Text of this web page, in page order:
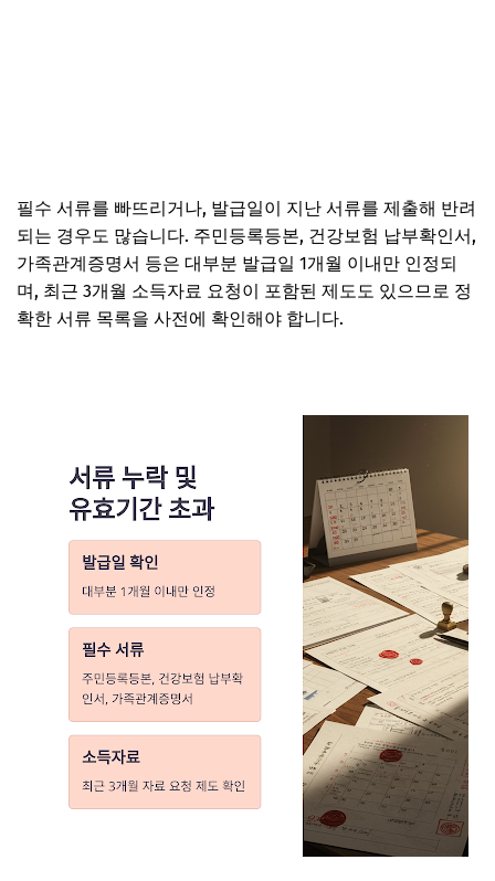
필수 서류를 빠뜨리거나, 발급일이 지난 서류를 제출해 반려
되는 경우도 많습니다. 주민등록등본, 건강보험 납부확인서,
가족관계증명서 등은 대부분 발급일 1개월 이내만 인정되
며, 최근 3개월 소득자료 요청이 포함된 제도도 있으므로 정
확한 서류 목록을 사전에 확인해야 합니다.